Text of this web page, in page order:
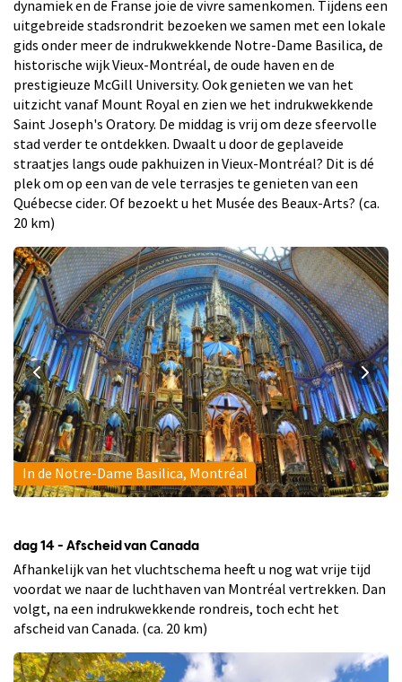
dynamiek en de Franse joie de vivre samenkomen. Tijdens een
uitgebreide stadsrondrit bezoeken we samen met een lokale
gids onder meer de indrukwekkende Notre-Dame Basilica, de
historische wijk Vieux-Montréal, de oude haven en de
prestigieuze McGill University. Ook genieten we van het
uitzicht vanaf Mount Royal en zien we het indrukwekkende
Saint Joseph's Oratory. De middag is vrij om deze sfeervolle
stad verder te ontdekken. Dwaalt u door de geplaveide
straatjes langs oude pakhuizen in Vieux-Montréal? Dit is dé
plek om op een van de vele terrasjes te genieten van een
Québecse cider. Of bezoekt u het Musée des Beaux-Arts? (ca.
20 km)
In de Notre-Dame Basilica, Montréal
dag 14 - Afscheid van Canada
Afhankelijk van het vluchtschema heeft u nog wat vrije tijd
voordat we naar de luchthaven van Montréal vertrekken. Dan
volgt, na een indrukwekkende rondreis, toch echt het
afscheid van Canada. (ca. 20 km)